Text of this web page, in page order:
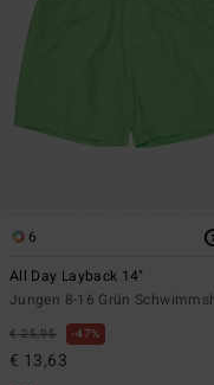
6
All Day Layback 14"
Jungen 8-16 Grün
€ 25,95 47%
€ 13,63